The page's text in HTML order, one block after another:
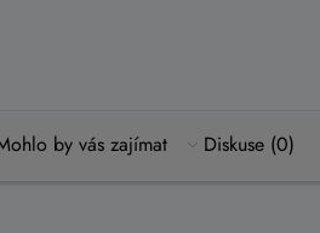
by vás zajímat Diskuse (0)